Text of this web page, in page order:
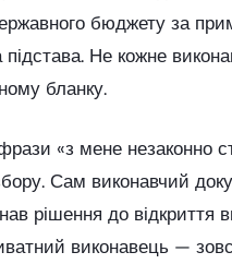
бюджету за
Не кожне
бланку.
«з мене незаконно
Сам виконавчий
рішення до
виконавець —